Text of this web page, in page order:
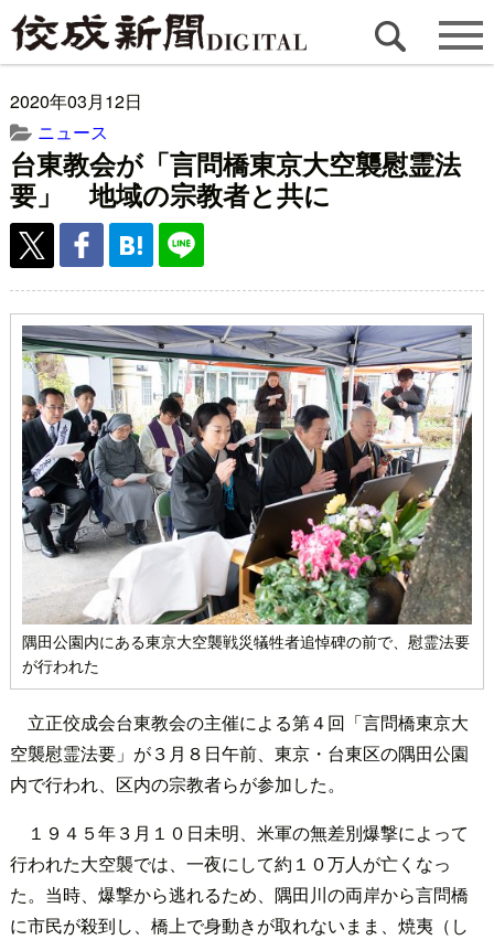
2020年03月12日
ニュース
台東教会が「言問橋東京大空襲慰霊法
要」 地域の宗教者と共に
隅田公園内にある東京大空襲戦災犠牲者追悼碑の前で、慰霊法要
が行われた
立正佼成会台東教会の主催による第４回「言問橋東京大
空襲慰霊法要」が３月８日午前、東京・台東区の隅田公園
内で行われ、区内の宗教者らが参加した。
１９４５年３月１０日未明、米軍の無差別爆撃によって
行われた大空襲では、一夜にして約１０万人が亡くなっ
た。当時、爆撃から逃れるため、隅田川の両岸から言問橋
に市民が殺到し、橋上で身動きが取れないまま、焼夷（し